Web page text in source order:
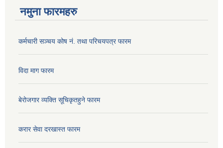
नमुना फारमहरु
कर्मचारी सञ्चय कोष नं. तथा परिचयपत्र फारम
विदा माग फारम
बेरोजगार व्यक्ति सूचिकृतहुने फारम
करार सेवा दरखास्त फारम